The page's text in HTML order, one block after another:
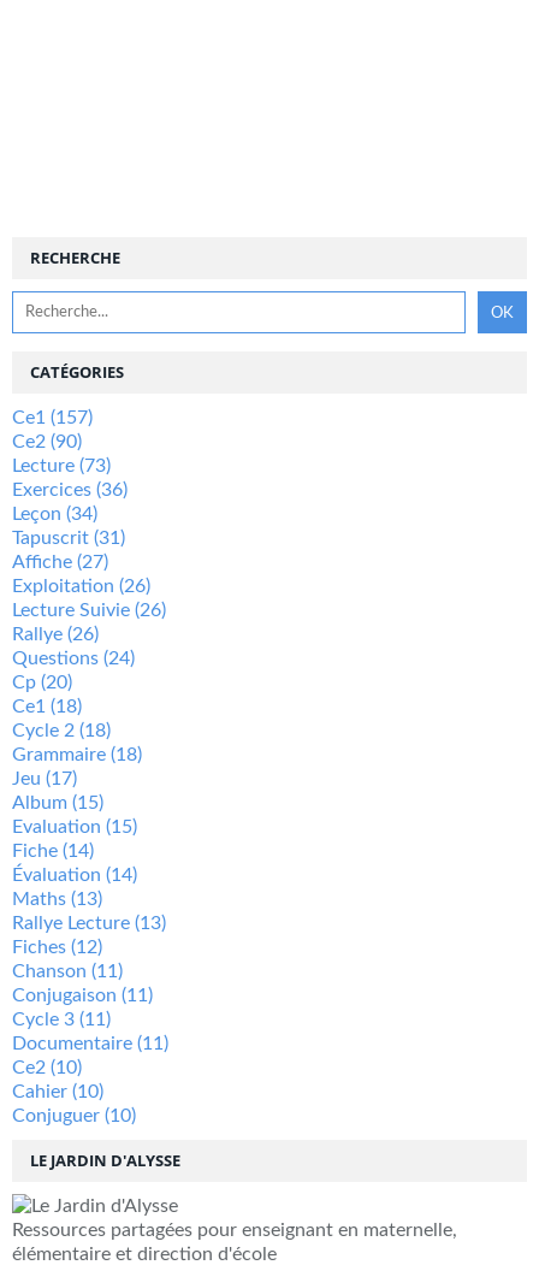
RECHERCHE
LE JARDIN D'ALYSSE
Ressources partagées pour enseignant en maternelle,
élémentaire et direction d'école
CATÉGORIES
Ce1 (157)
Ce2 (90)
Lecture (73)
Exercices (36)
Leçon (34)
Tapuscrit (31)
Affiche (27)
Exploitation (26)
Lecture Suivie (26)
Rallye (26)
Questions (24)
Cp (20)
Ce1 (18)
Cycle 2 (18)
Grammaire (18)
Jeu (17)
Album (15)
Evaluation (15)
Fiche (14)
Évaluation (14)
Maths (13)
Rallye Lecture (13)
Fiches (12)
Chanson (11)
Conjugaison (11)
Cycle 3 (11)
Documentaire (11)
Ce2 (10)
Cahier (10)
Conjuguer (10)